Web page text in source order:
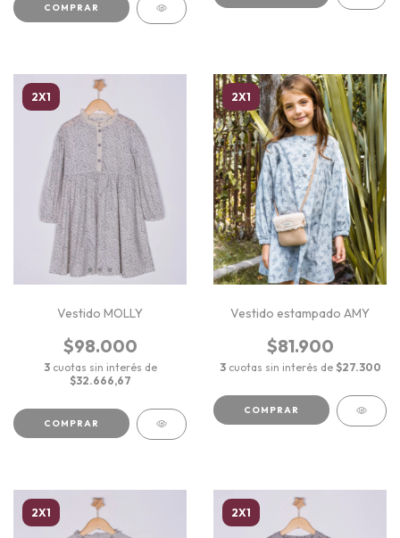
COMPRAR
2X1
Vestido MOLLY
$98.000
3 cuotas sin interés de
$32.666,67
COMPRAR
2X1
Vestido estampado AMY
$81.900
3 cuotas sin interés de $27.300
COMPRAR
2X1 2X1